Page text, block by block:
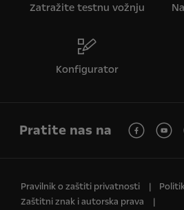
Zatražite testnu vožnju
Konfigurator
Pratite nas na
Pravilnik o zaštiti privatnosti
Zaštitni znak i autorska prava